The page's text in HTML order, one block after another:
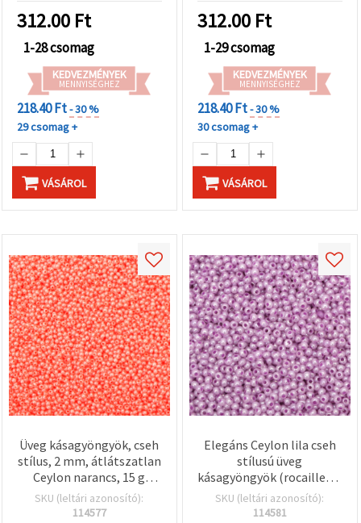
312.00 Ft
1-28 csomag
KEDVEZMÉNYEK
MENNYISÉGHEZ
218.40 Ft- 30 %
29 csomag +
VÁSÁROL
312.00 Ft
1-29 csomag
KEDVEZMÉNYEK
MENNYISÉGHEZ
218.40 Ft- 30 %
30 csomag +
VÁSÁROL
Üveg kásagyöngyök, cseh
stílus, 2 mm, átlátszatlan
Ceylon narancs, 15 g
(~2050 db)
SKU (leltári azonosító):
114577
Elegáns Ceylon lila cseh
stílusú üveg
kásagyöngyök (rocaille), 2
mm – ékszerkészítéshez,
hímzéshez és kreatív DIY
SKU (leltári azonosító):
114581